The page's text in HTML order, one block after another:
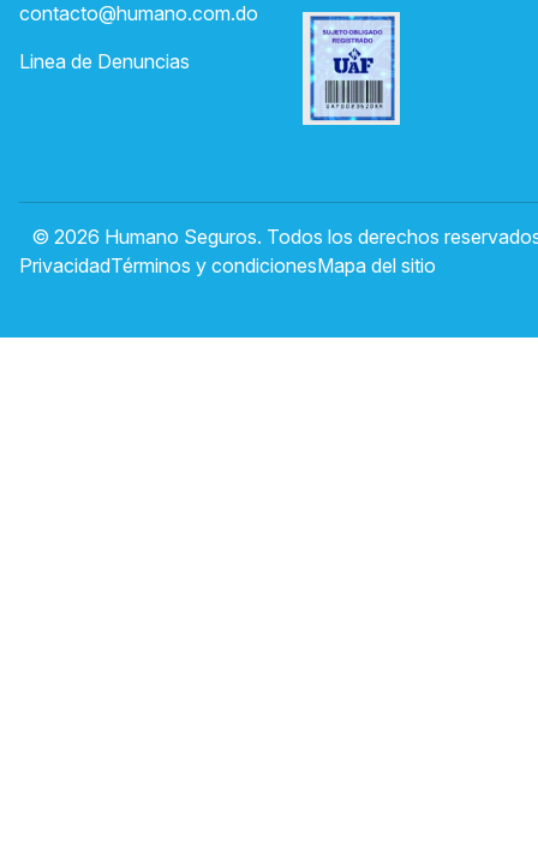
contacto@humano.com.do
Linea de Denuncias
© 2026 Humano Seguros. Todos los derechos
PrivacidadTérminos y condicionesMapa del sitio